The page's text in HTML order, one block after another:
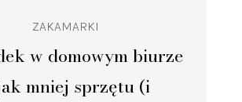
w domowym biurze
mniej sprzętu (i
ZAKAMARKI